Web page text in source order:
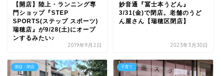
【開店】陸上・ランニング専
門ショップ『STEP
SPORTS(ステップ スポーツ)
瑞穂店』が9/28(土)にオープ
ンするみたい♪
2019年9月2日
妙音通『冨士本うどん』
3/31(金)で閉店。老舗のうど
ん屋さん【瑞穂区閉店】
2023年3月30日
開店・閉店 子育て